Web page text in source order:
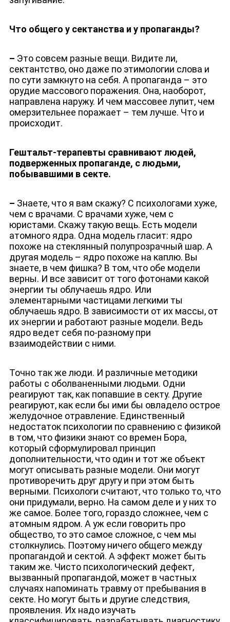
ЛИЦА КАНАЛА
Что общего у сектанства и у пропаганды?
– Это совсем разные вещи. Видите ли,
сектантство, оно даже по этимологии слова и
по сути замкнуто на себя. А пропаганда – это
орудие массового поражения. Она, наоборот,
направлена наружу. И чем массовее лупит, чем
омерзительнее поражает – тем лучше. Что и
происходит.
Гештальт-терапевты сравнивают людей,
подверженных пропаганде, с людьми,
побывавшими в секте.
– Знаете, что я вам скажу? С психологами хуже,
чем с врачами. С врачами хуже, чем с
юристами. Скажу такую вещь. Есть модели
атомного ядра. Одна модель гласит: ядро
похоже на стеклянный полупрозрачный шар. А
другая модель – ядро похоже на каплю. Вы
знаете, в чем фишка? В том, что обе модели
верны. И все зависит от того фотонами какой
энергии ты облучаешь ядро. Или
элементарными частицами легкими ты
облучаешь ядро. В зависимости от их массы, от
их энергии и работают разные модели. Ведь
ядро ведет себя по-разному при
взаимодействии с ними.
Точно так же люди. И различные методики
работы с оболваненными людьми. Одни
реагируют так, как попавшие в секту. Другие
реагируют, как если бы ими бы овладело острое
желудочное отравление. Единственный
недостаток психологии по сравнению с физикой
в том, что физики знают со времен Бора,
который сформулировал принцип
дополнительности, что один и тот же объект
могут описывать разные модели. Они могут
противоречить друг другу и при этом быть
верными. Психологи считают, что только то, что
они придумали, верно. На самом деле и у них то
же самое. Более того, гораздо сложнее, чем с
атомным ядром. А уж если говорить про
общество, то это самое сложное, с чем мы
столкнулись. Поэтому ничего общего между
пропагандой и сектой. А эффект может быть
таким же. Чисто психологический дефект,
вызванный пропагандой, может в частных
случаях напоминать травму от пребывания в
секте. Но могут быть и другие следствия,
проявления. Их надо изучать